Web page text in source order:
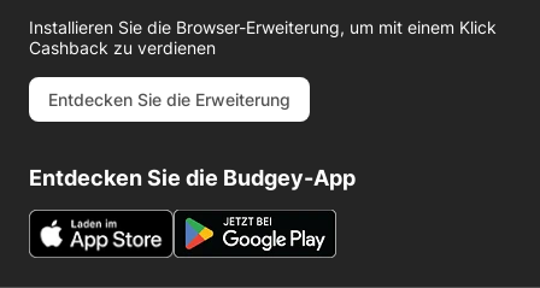
Installieren Sie die Browser-Erweiterung, um mit einem Klick
Cashback zu verdienen
Entdecken Sie die Erweiterung
Entdecken Sie die Budgey-App